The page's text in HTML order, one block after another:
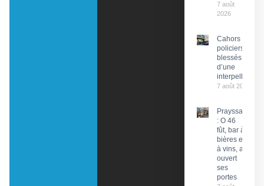
7 août
2026
Cahors : Des
policiers
blessés lors
d’une
interpellation
7 août 2026
Prayssac
: O 46
fût, bar à
bières et
à vins, a
ouvert
ses
portes